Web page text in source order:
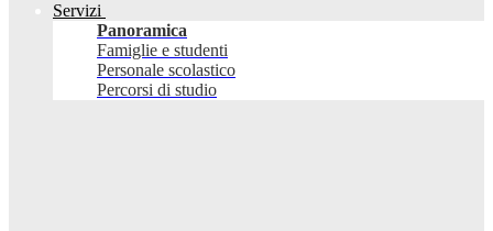
Servizi
Panoramica
Famiglie e studenti
Personale scolastico
Percorsi di studio